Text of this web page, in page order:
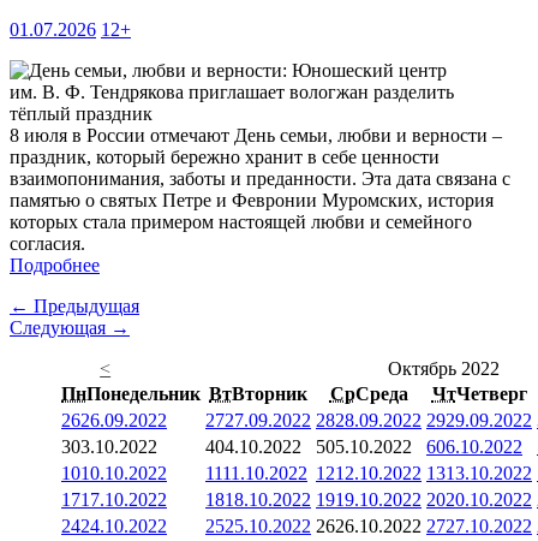
01.07.2026 12+
8 июля в России отмечают День семьи, любви и верности –
праздник, который бережно хранит в себе ценности
взаимопонимания, заботы и преданности. Эта дата связана с
памятью о святых Петре и Февронии Муромских, история
которых стала примером настоящей любви и семейного
согласия.
Подробнее
← Предыдущая
Следующая →
<
Октябрь 2022
ПнПонедельник ВтВторник СрСреда ЧтЧетверг
2626.09.2022 2727.09.2022 2828.09.2022 2929.09.2022
303.10.2022 404.10.2022 505.10.2022 606.10.2022
1010.10.2022 1111.10.2022 1212.10.2022 1313.10.2022
1717.10.2022 1818.10.2022 1919.10.2022 2020.10.2022
2424.10.2022 2525.10.2022 2626.10.2022 2727.10.2022